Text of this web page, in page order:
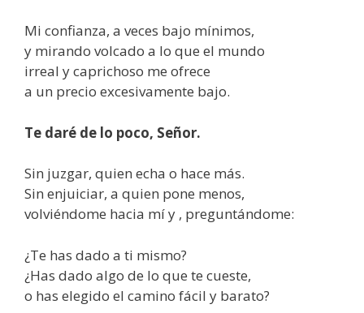
Mi confianza, a veces bajo mínimos,
y mirando volcado a lo que el mundo
irreal y caprichoso me ofrece
a un precio excesivamente bajo.
Te daré de lo poco, Señor.
Sin juzgar, quien echa o hace más.
Sin enjuiciar, a quien pone menos,
volviéndome hacia mí y , preguntándome:
¿Te has dado a ti mismo?
¿Has dado algo de lo que te cueste,
o has elegido el camino fácil y barato?